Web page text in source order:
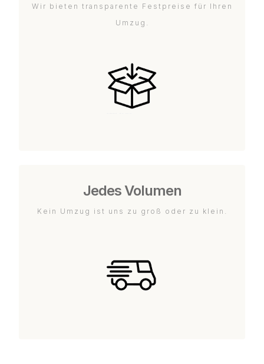
Wir bieten transparente Festpreise für Ihren
Umzug.
Jedes Volumen
Kein Umzug ist uns zu groß oder zu klein.